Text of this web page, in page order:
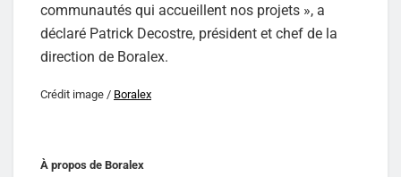
communautés qui accueillent nos projets », a
déclaré Patrick Decostre, président et chef de la
direction de Boralex.
Crédit image / Boralex
À propos de Boralex